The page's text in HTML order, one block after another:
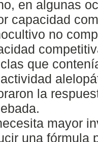
en algunas
capacidad
no
que
la
mayor
una fórmula